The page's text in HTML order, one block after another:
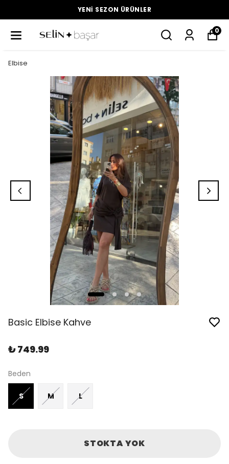
YENI SEZON ÜRÜNLER
0
Elbise
Basic Elbise Kahve
₺ 749.99
Beden
S M L
STOKTA YOK